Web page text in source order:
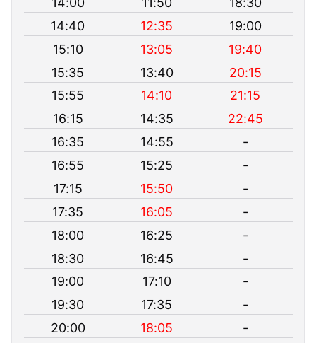
14:40
12:35
19:00
15:10
13:05
19:40
15:35
13:40
20:15
15:55
14:10
21:15
16:15
14:35
22:45
16:35
14:55
-
16:55
15:25
-
17:15
15:50
-
17:35
16:05
-
18:00
16:25
-
18:30
16:45
-
19:00
17:10
-
19:30
17:35
-
20:00
18:05
-